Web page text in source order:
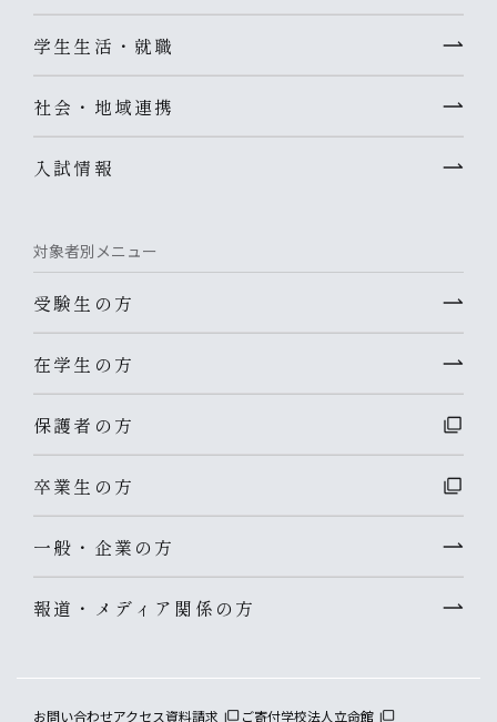
学生生活・就職
社会・地域連携
入試情報
対象者別メニュー
受験生の方
在学生の方
保護者の方
卒業生の方
一般・企業の方
報道・メディア関係の方
お問い合わせアクセス資料請求 ご寄付学校法人立命館